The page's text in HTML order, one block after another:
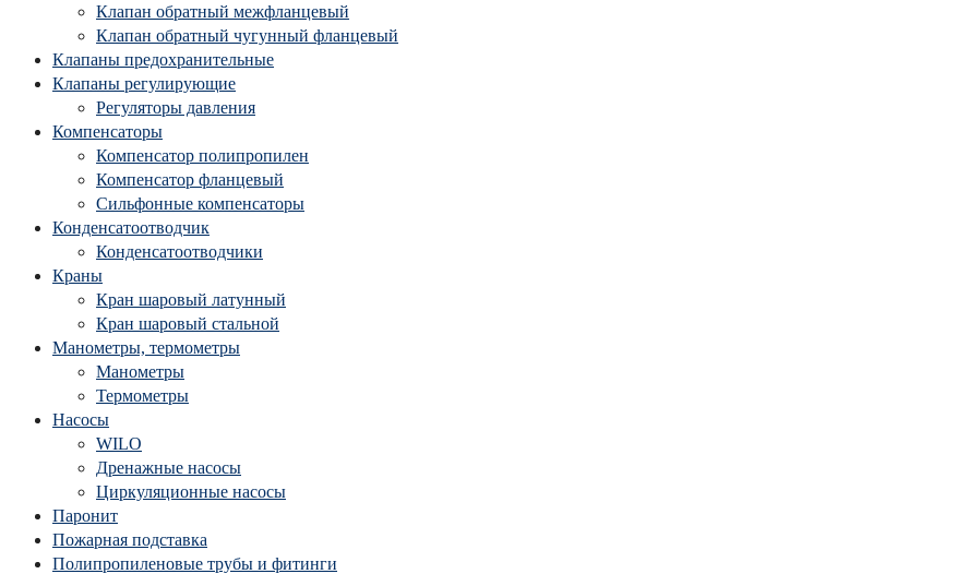
Клапан обратный межфланцевый
Клапан обратный чугунный фланцевый
Клапаны предохранительные
Клапаны регулирующие
Регуляторы давления
Компенсаторы
Компенсатор полипропилен
Компенсатор фланцевый
Сильфонные компенсаторы
Конденсатоотводчик
Конденсатоотводчики
Краны
Кран шаровый латунный
Кран шаровый стальной
Манометры, термометры
Манометры
Термометры
Насосы
WILO
Дренажные насосы
Циркуляционные насосы
Паронит
Пожарная подставка
Полипропиленовые трубы и фитинги